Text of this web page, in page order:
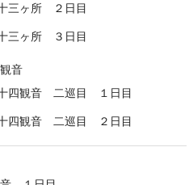
三ヶ所 ２日目
三ヶ所 ３日目
音
四観音 二巡目 １日目
四観音 二巡目 ２日目